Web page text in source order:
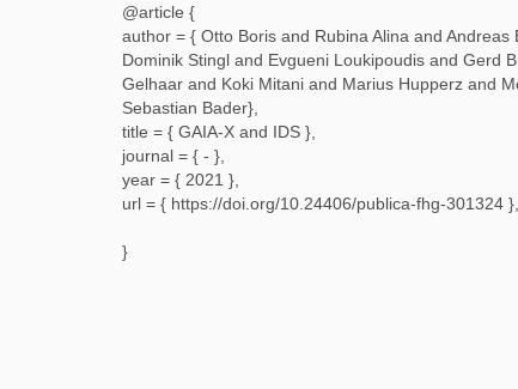
@article {
author = { Otto Boris and Rubina Alina and
Dominik Stingl and Evgueni Loukipoudis and Gerd
Gelhaar and Koki Mitani and Marius Hupperz and
Sebastian Bader},
title = { GAIA-X and IDS },
journal = { - },
year = { 2021 },
url = { https://doi.org/10.24406/publica-fhg-301324 },
}